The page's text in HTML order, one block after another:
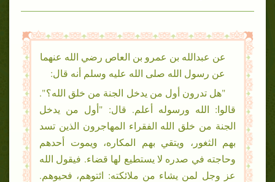
عن عبدالله بن عمرو بن العاص رضي الله عنهما
عن رسول الله صلى الله عليه وسلم أنه قال:
"هل تدرون أول من يدخل الجنة من خلق الله؟".
قالوا: الله ورسوله أعلم. قال: "أول من يدخل
الجنة من خلق الله الفقراء المهاجرون الذين تسد
بهم الثغور، ويتقي بهم المكاره، ويموت أحدهم
وحاجته في صدره لا يستطيع لها قضاء. فيقول الله
عز وجل لمن يشاء من ملائكته: ائتوهم، فحيوهم.